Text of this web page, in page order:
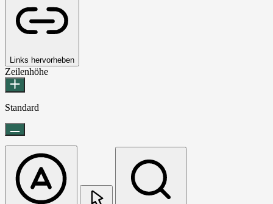
Links hervorheben
Zeilenhöhe
Standard